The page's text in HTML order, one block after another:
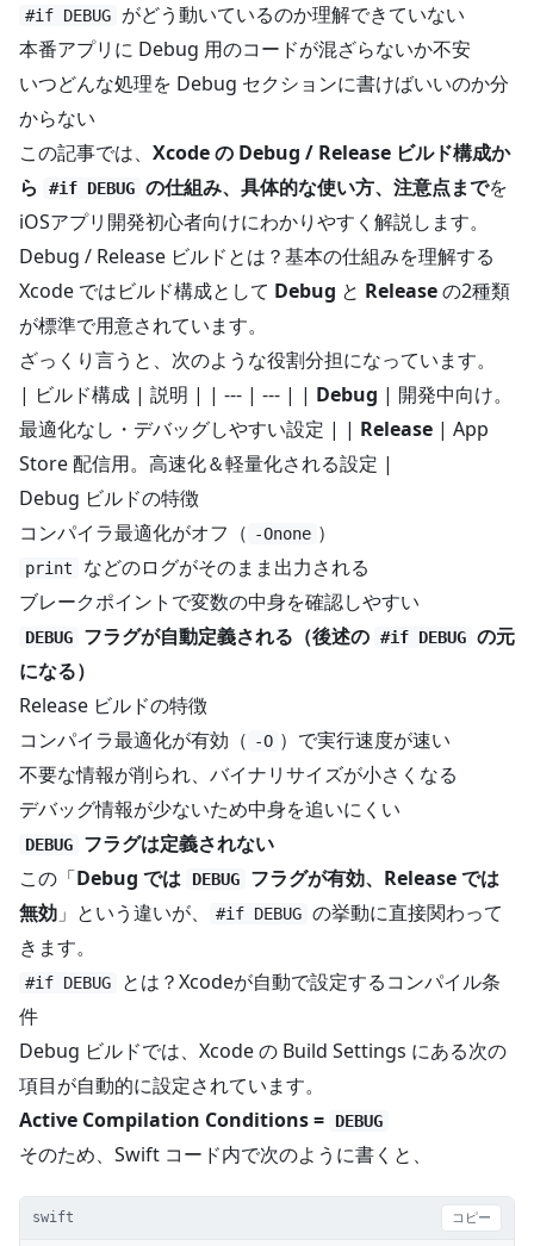
#if DEBUG
がどう動いているのか理解できていない
本番アプリに Debug 用のコードが混ざらないか不安
いつどんな処理を Debug セクションに書けばいいのか分
からない
この記事では、 Xcode の Debug / Release ビルド構成か
ら
#if DEBUG の仕組み、具体的な使い方、注意点までを
iOSアプリ開発初心者向けにわかりやすく解説します。
Debug / Release ビルドとは？基本の仕組みを理解する
Xcode ではビルド構成として Debug と Releaseの2種類
が標準で用意されています。
ざっくり言うと、次のような役割分担になっています。
| ビルド構成 | 説明 | | --- | --- | | Debug | 開発中向け。
最適化なし・デバッグしやすい設定 | | Release | App
Store 配信用。高速化＆軽量化される設定 |
Debug ビルドの特徴
コンパイラ最適化がオフ（ -Onone ）
print
などのログがそのまま出力される
ブレークポイントで変数の中身を確認しやすい
DEBUG フラグが自動定義される（後述の #if DEBUG の元
になる）
Release ビルドの特徴
コンパイラ最適化が有効（ -O ）で実行速度が速い
不要な情報が削られ、バイナリサイズが小さくなる
デバッグ情報が少ないため中身を追いにくい
DEBUG
フラグは定義されない
この「Debug では DEBUG
フラグが有効、Release では
無効 」という違いが、 #if DEBUG の挙動に直接関わって
きます。
#if DEBUG
とは？Xcodeが自動で設定するコンパイル条
件
Debug ビルドでは、Xcode の Build Settings にある次の
項目が自動的に設定されています。
Active Compilation Conditions =
DEBUG
そのため、Swift コード内で次のように書くと、
swift コピー